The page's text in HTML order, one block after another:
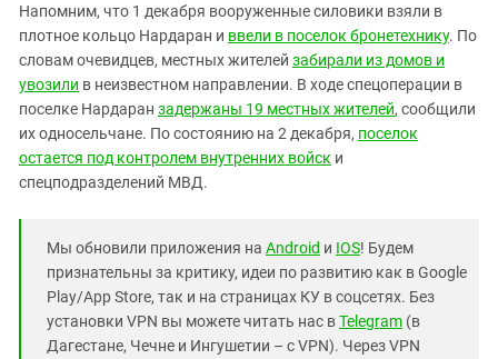
Напомним, что 1 декабря вооруженные силовики взяли в
плотное кольцо Нардаран и ввели в поселок бронетехнику. По
словам очевидцев, местных жителей забирали из домов и
увозили в неизвестном направлении. В ходе спецоперации в
поселке Нардаран задержаны 19 местных жителей, сообщили
их односельчане. По состоянию на 2 декабря, поселок
остается под контролем внутренних войск и
спецподразделений МВД.
Мы обновили приложения на Android и IOS! Будем
признательны за критику, идеи по развитию как в Google
Play/App Store, так и на страницах КУ в соцсетях. Без
установки VPN вы можете читать нас вTelegram (в
Дагестане, Чечне и Ингушетии – с VPN). Через VPN